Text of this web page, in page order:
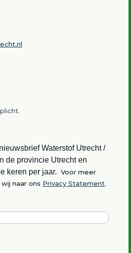
Waterstof Utrecht /
de provincie Utrecht en
keren per jaar. Voor meer
naar ons Privacy Statement.